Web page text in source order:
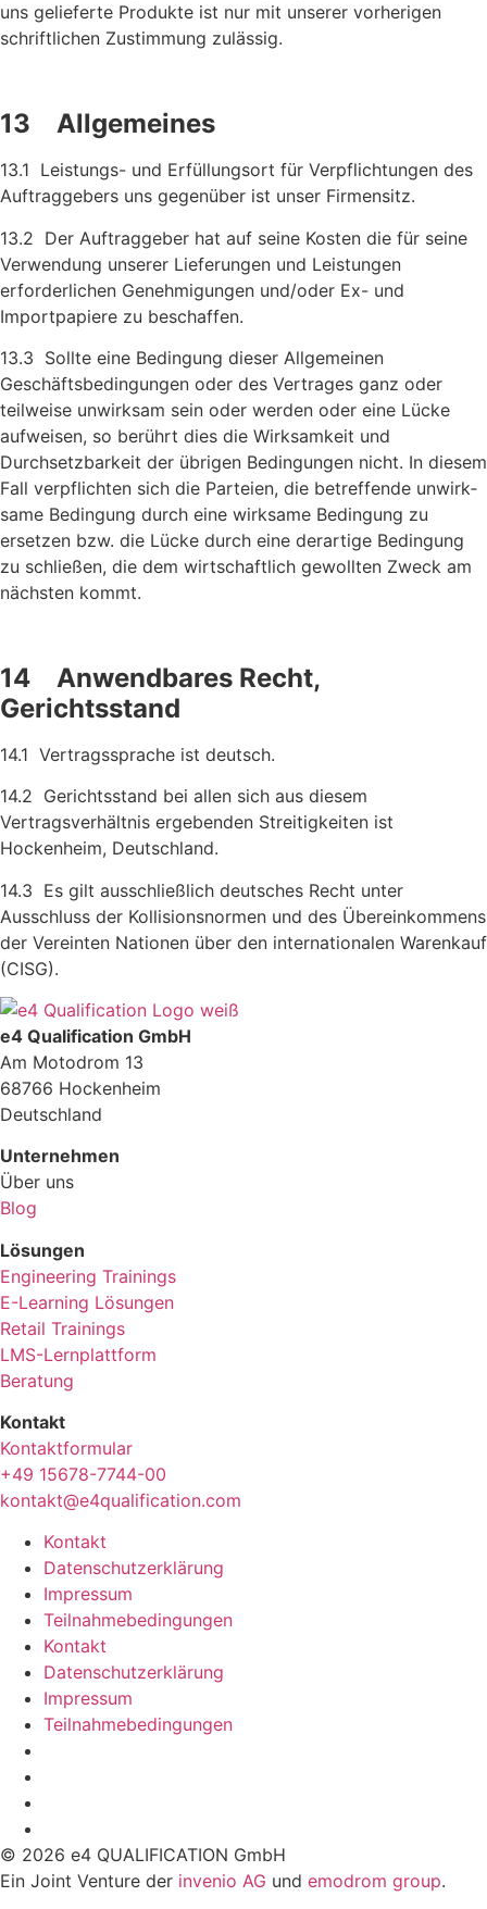
uns gelieferte Produkte ist nur mit unserer vorherigen
schriftlichen Zustimmung zulässig.
13 Allgemeines
13.1 Leistungs- und Erfüllungsort für Verpflichtungen des
Auftragge­bers uns gegenüber ist unser Firmensitz.
13.2 Der Auftraggeber hat auf seine Kosten die für seine
Verwendung unserer Lieferungen und Leistungen
erforderlichen Genehmi­gungen und/oder Ex- und
Importpapiere zu beschaffen.
13.3 Sollte eine Bedingung dieser Allgemeinen
Geschäftsbedingungen oder des Vertrages ganz oder
teilweise unwirksam sein oder werden oder eine Lücke
aufweisen, so berührt dies die Wirksam­keit und
Durchsetzbarkeit der übrigen Bedingungen nicht. In diesem
Fall verpflichten sich die Parteien, die betreffende unwirk­
same Bedingung durch eine wirksame Bedingung zu
ersetzen bzw. die Lücke durch eine derartige Bedingung
zu schließen, die dem wirtschaftlich gewollten Zweck am
nächsten kommt.
14 Anwendbares Recht,
Gerichtsstand
14.1 Vertragssprache ist deutsch.
14.2 Gerichtsstand bei allen sich aus diesem
Vertragsverhältnis erge­benden Streitigkeiten ist
Hockenheim, Deutschland.
14.3 Es gilt ausschließlich deutsches Recht unter
Ausschluss der Kolli­sionsnormen und des Übereinkommens
der Vereinten Na­tionen über den internationalen Warenkauf
(CISG).
e4 Qualification GmbH
Am Motodrom 13
68766 Hockenheim
Deutschland
Unternehmen
Über uns
Blog
Lösungen
Engineering Trainings
E-Learning Lösungen
Retail Trainings
LMS-Lernplattform
Beratung
Kontakt
Kontaktformular
+49 15678-7744-00
kontakt@e4qualification.com
Kontakt
Datenschutzerklärung
Impressum
Teilnahmebedingungen
Kontakt
Datenschutzerklärung
Impressum
Teilnahmebedingungen
© 2026 e4 QUALIFICATION GmbH
Ein Joint Venture der invenio AG und emodrom group.